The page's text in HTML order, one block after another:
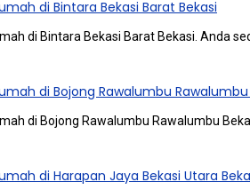
di Bintara Bekasi Barat Bekasi
di Bintara Bekasi Barat Bekasi. Andа
di Bojong Rawalumbu Rawalumbu
di Bojong Rawalumbu Rawalumbu
di Harapan Jaya Bekasi Utara